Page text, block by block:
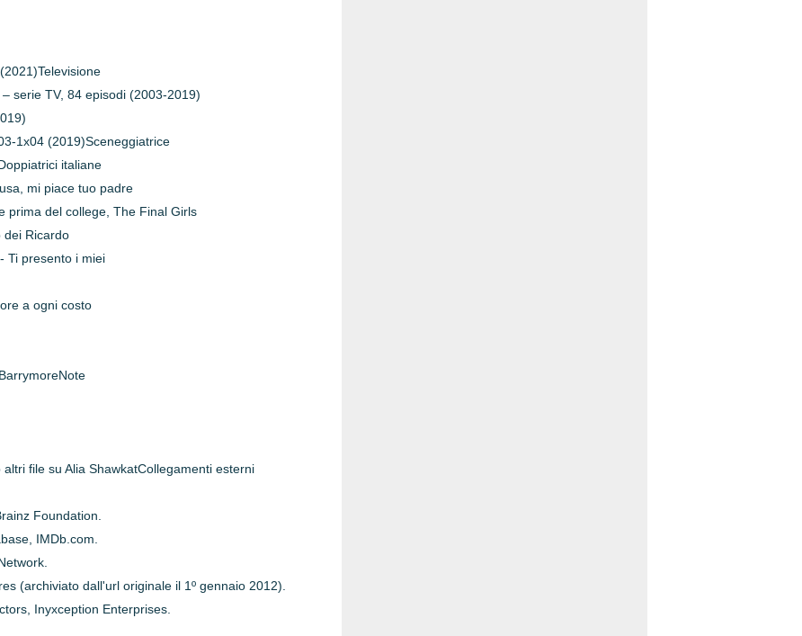
serie TV, 84 episodi (2003-2019)
1x04 (2019)Sceneggiatrice
italiane
mi piace tuo padre
prima del college, The Final Girls
dei Ricardo
Ti presento i miei
a ogni costo
file su Alia ShawkatCollegamenti esterni
Foundation.
IMDb.com.
(archiviato dall'url originale il 1º gennaio 2012).
Inyxception Enterprises.